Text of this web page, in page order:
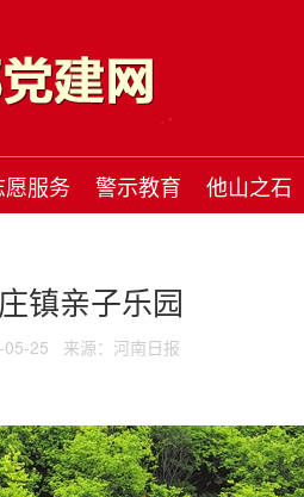
愿服务 警示教育 他山之石
镇亲子乐园
05-25 来源：河南日报